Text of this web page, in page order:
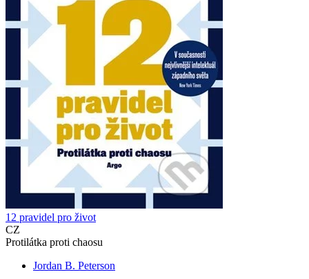
12 pravidel pro život
CZ
Protilátka proti chaosu
Jordan B. Peterson